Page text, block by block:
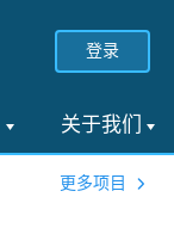
登录
关于我们
更多项目